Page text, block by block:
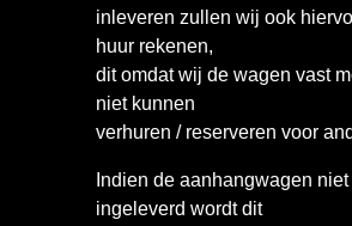
inleveren zullen wij ook
huur rekenen,
dit omdat wij de wagen vast
niet kunnen
verhuren / reserveren voor
Indien de aanhangwagen
ingeleverd wordt dit